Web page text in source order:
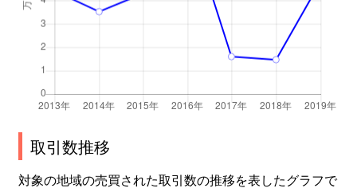
取引数推移
対象の地域の売買された取引数の推移を表したグラフで